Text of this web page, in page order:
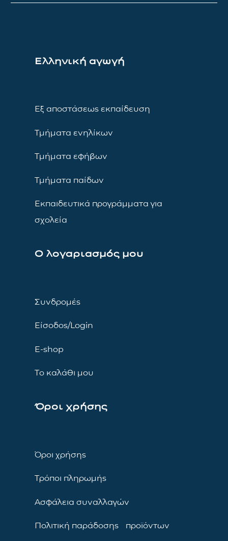
Ελληνική αγωγή
Εξ αποστάσεως εκπαίδευση
Τμήματα ενηλίκων
Τμήματα εφήβων
Τμήματα παίδων
Εκπαιδευτικά προγράμματα για
σχολεία
Ο λογαριασμός μου
Συνδρομές
Είσοδος/Login
E-shop
Το καλάθι μου
Όροι χρήσης
Όροι χρήσης
Τρόποι πληρωμής
Ασφάλεια συναλλαγών
Πολιτική παράδοσης προϊόντων